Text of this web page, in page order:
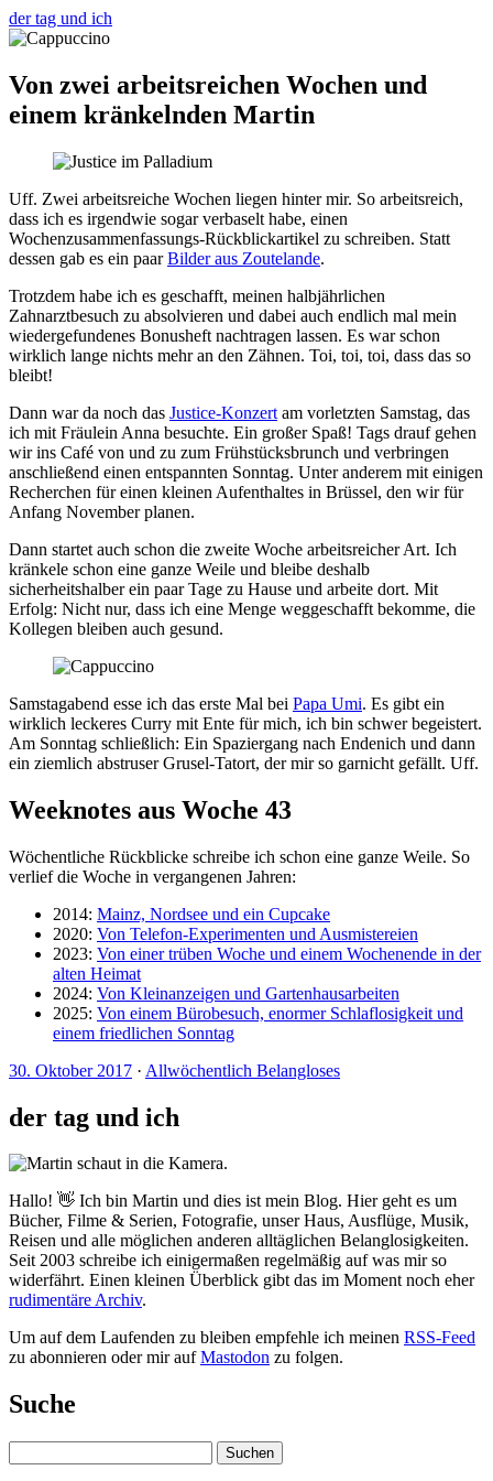
der tag und ich
Von zwei arbeitsreichen Wochen und
einem kränkelnden Martin
Uff. Zwei arbeitsreiche Wochen liegen hinter mir. So arbeitsreich,
dass ich es irgendwie sogar verbaselt habe, einen
Wochenzusammenfassungs-Rückblickartikel zu schreiben. Statt
dessen gab es ein paarBilder aus Zoutelande.
Trotzdem habe ich es geschafft, meinen halbjährlichen
Zahnarztbesuch zu absolvieren und dabei auch endlich mal mein
wiedergefundenes Bonusheft nachtragen lassen. Es war schon
wirklich lange nichts mehr an den Zähnen. Toi, toi, toi, dass das so
bleibt!
Dann war da noch das Justice-Konzert am vorletzten Samstag, das
ich mit Fräulein Anna besuchte. Ein großer Spaß! Tags drauf gehen
wir ins Café von und zu zum Frühstücksbrunch und verbringen
anschließend einen entspannten Sonntag. Unter anderem mit einigen
Recherchen für einen kleinen Aufenthaltes in Brüssel, den wir für
Anfang November planen.
Dann startet auch schon die zweite Woche arbeitsreicher Art. Ich
kränkele schon eine ganze Weile und bleibe deshalb
sicherheitshalber ein paar Tage zu Hause und arbeite dort. Mit
Erfolg: Nicht nur, dass ich eine Menge weggeschafft bekomme, die
Kollegen bleiben auch gesund.
Samstagabend esse ich das erste Mal bei Papa Umi. Es gibt ein
wirklich leckeres Curry mit Ente für mich, ich bin schwer begeistert.
Am Sonntag schließlich: Ein Spaziergang nach Endenich und dann
ein ziemlich abstruser Grusel-Tatort, der mir so garnicht gefällt. Uff.
Weeknotes aus Woche 43
Wöchentliche Rückblicke schreibe ich schon eine ganze Weile. So
verlief die Woche in vergangenen Jahren:
2014: Mainz, Nordsee und ein Cupcake
2020: Von Telefon-Experimenten und Ausmistereien
2023: Von einer trüben Woche und einem Wochenende in der
alten Heimat
2024: Von Kleinanzeigen und Gartenhausarbeiten
2025: Von einem Bürobesuch, enormer Schlaflosigkeit und
einem friedlichen Sonntag
30. Oktober 2017 · Allwöchentlich Belangloses
der tag und ich
Hallo! 👋 Ich bin Martin und dies ist mein Blog. Hier geht es um
Bücher, Filme & Serien, Fotografie, unser Haus, Ausflüge, Musik,
Reisen und alle möglichen anderen alltäglichen Belanglosigkeiten.
Seit 2003 schreibe ich einigermaßen regelmäßig auf was mir so
widerfährt. Einen kleinen Überblick gibt das im Moment noch eher
rudimentäre Archiv.
Um auf dem Laufenden zu bleiben empfehle ich meinen RSS-Feed
zu abonnieren oder mir aufMastodon zu folgen.
Suche
Suchen